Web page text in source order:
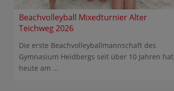
Beachvolleyball Mixedturnier Alter
Teichweg 2026
Die erste Beachvolleyballmannschaft des
Gymnasium Heidbergs seit über 10 Jahren hat
heute am ...